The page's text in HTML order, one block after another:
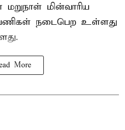
மின்வாரிய
பணிகள் நடைபெற உள்ளது
More